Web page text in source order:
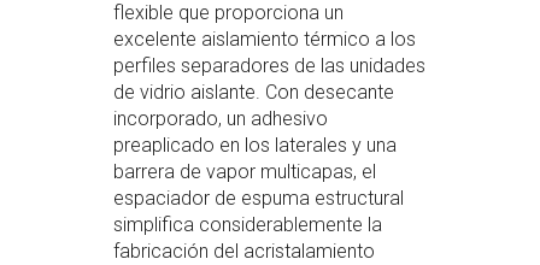
flexible que proporciona un
excelente aislamiento térmico a los
perfiles separadores de las unidades
de vidrio aislante. Con desecante
incorporado, un adhesivo
preaplicado en los laterales y una
barrera de vapor multicapas, el
espaciador de espuma estructural
simplifica considerablemente la
fabricación del acristalamiento